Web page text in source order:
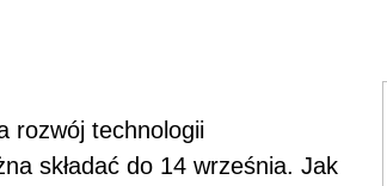
rozwój technologii
składać do 14 września. Jak